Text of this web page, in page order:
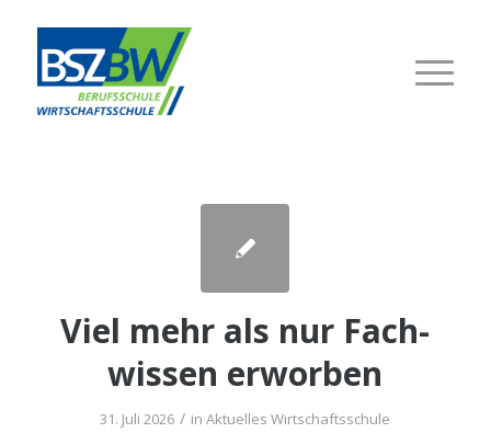
Viel mehr als nur Fach­
wis­sen erworben
31. Juli 2026 / inAktuelles Wirtschaftsschule